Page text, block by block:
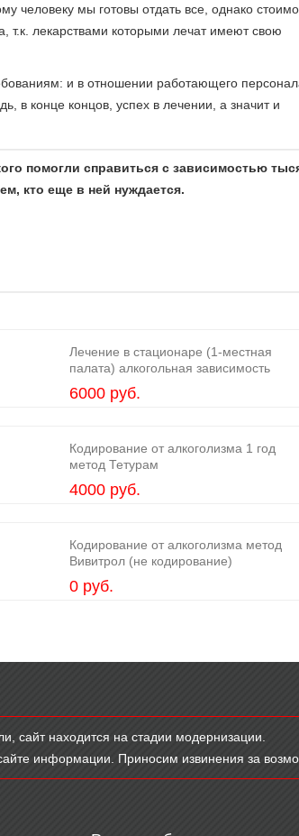
человеку мы готовы отдать все, однако
т.к. лекарствами которыми лечат имеют свою
и в отношении работающего
в конце концов, успех в лечении, а значит и
помогли справиться с зависимостью
кто еще в ней нуждается.
Лечение в стационаре (1-местная
палата) алкогольная зависимость
6000 руб.
Кодирование от алкоголизма 1 год
метод Тетурам
4000 руб.
Кодирование от алкоголизма метод
Вивитрол (не кодирование)
0 руб.
сайт находится на стадии модернизации.
информации. Приносим извинения за